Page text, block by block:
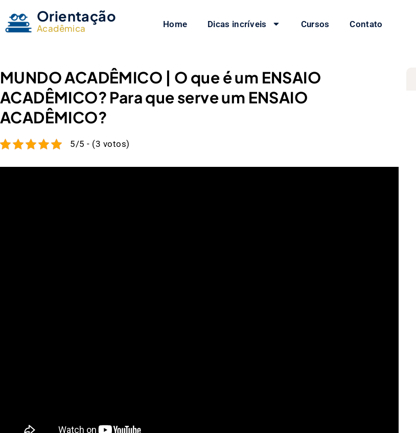
Orientação
Acadêmica Home Dicas incríveis Cursos Contato
MUNDO ACADÊMICO | O que é um ENSAIO
ACADÊMICO? Para que serve um ENSAIO
ACADÊMICO?
5/5 - (3 votos)